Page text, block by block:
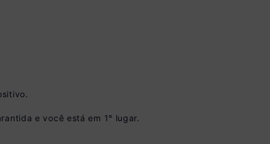
R$ 65,00
e você está em 1° lugar.